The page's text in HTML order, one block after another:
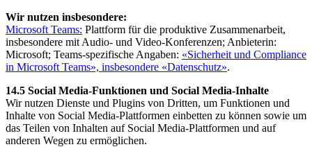
Wir nutzen insbesondere:
Microsoft Teams: Plattform für die produktive Zusammenarbeit,
insbesondere mit Audio- und Video-Konferenzen; Anbieterin:
Microsoft; Teams-spezifische Angaben: «Sicherheit und Compliance
in Microsoft Teams», insbesondere «Datenschutz».
14.5 Social Media-Funktionen und Social Media-Inhalte
Wir nutzen Dienste und Plugins von Dritten, um Funktionen und
Inhalte von Social Media-Plattformen einbetten zu können sowie um
das Teilen von Inhalten auf Social Media-Plattformen und auf
anderen Wegen zu ermöglichen.